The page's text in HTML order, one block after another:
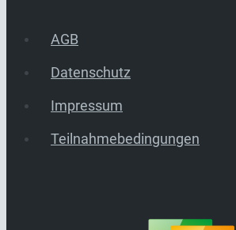
AGB
Datenschutz
Impressum
Teilnahmebedingungen